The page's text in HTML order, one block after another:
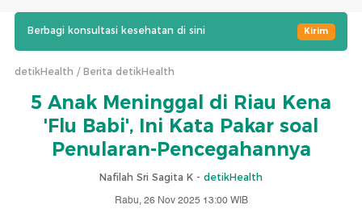
Berbagi konsultasi kesehatan di sini Kirim
detikHealth Berita detikHealth
5 Anak Meninggal di Riau Kena
'Flu Babi', Ini Kata Pakar soal
Penularan-Pencegahannya
Nafilah Sri Sagita K - detikHealth
Rabu, 26 Nov 2025 13:00 WIB